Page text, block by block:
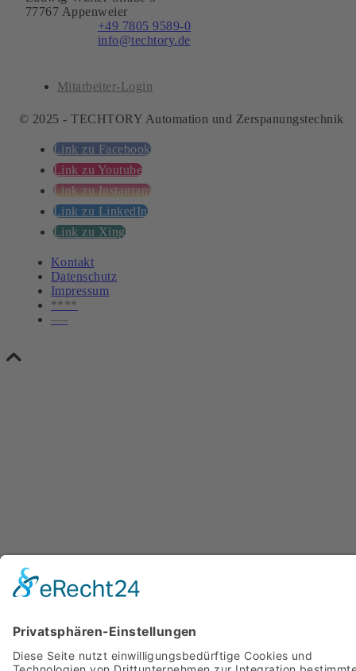
77767 Appenweier
+49 7805 9589-0
info@techtory.de
Mitarbeiter-Login
© 2025 - TECHTORY Automation und Zerspanungstechnik
Link zu Facebook
Link zu Youtube
Link zu Instagram
Link zu LinkedIn
Link zu Xing
Kontakt
Datenschutz
Impressum
****
—-